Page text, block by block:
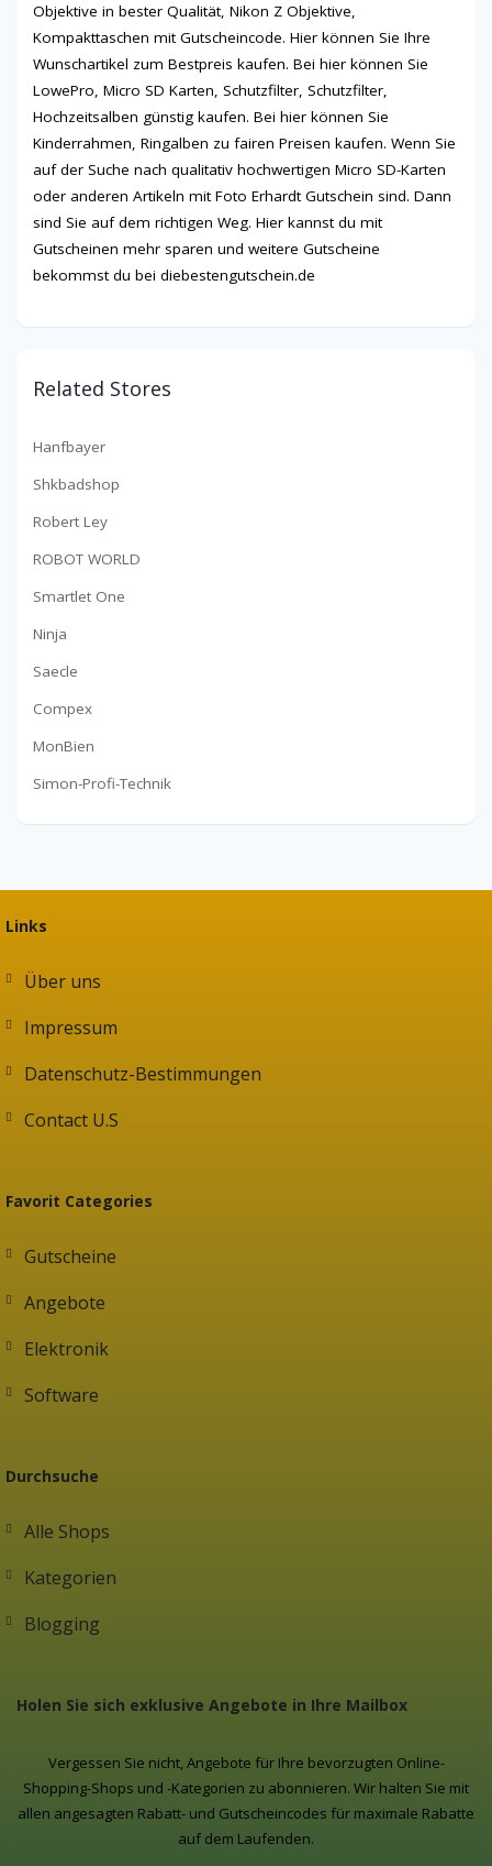
Objektive in bester Qualität, Nikon Z Objektive,
Kompakttaschen mit Gutscheincode. Hier können Sie Ihre
Wunschartikel zum Bestpreis kaufen. Bei hier können Sie
LowePro, Micro SD Karten, Schutzfilter, Schutzfilter,
Hochzeitsalben günstig kaufen. Bei hier können Sie
Kinderrahmen, Ringalben zu fairen Preisen kaufen. Wenn Sie
auf der Suche nach qualitativ hochwertigen Micro SD-Karten
oder anderen Artikeln mit Foto Erhardt Gutschein sind. Dann
sind Sie auf dem richtigen Weg. Hier kannst du mit
Gutscheinen mehr sparen und weitere Gutscheine
bekommst du bei diebestengutschein.de
Related Stores
Hanfbayer
Shkbadshop
Robert Ley
ROBOT WORLD
Smartlet One
Ninja
Saecle
Compex
MonBien
Simon-Profi-Technik
Links
Über uns
Impressum
Datenschutz-Bestimmungen
Contact U.S
Favorit Categories
Gutscheine
Angebote
Elektronik
Software
Durchsuche
Alle Shops
Kategorien
Blogging
Holen Sie sich exklusive Angebote in Ihre Mailbox
Vergessen Sie nicht, Angebote für Ihre bevorzugten Online-
Shopping-Shops und -Kategorien zu abonnieren. Wir halten Sie mit
allen angesagten Rabatt- und Gutscheincodes für maximale Rabatte
auf dem Laufenden.